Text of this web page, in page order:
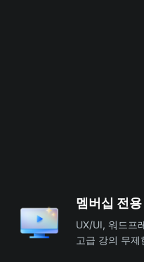
멤버십 전
UX/UI, 워드프
고급 강의 무제